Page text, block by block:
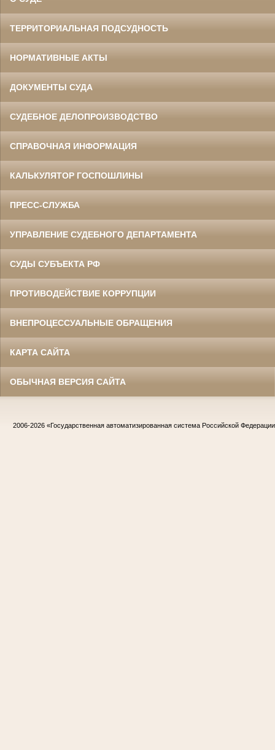
ТЕРРИТОРИАЛЬНАЯ ПОДСУДНОСТЬ
НОРМАТИВНЫЕ АКТЫ
ДОКУМЕНТЫ СУДА
СУДЕБНОЕ ДЕЛОПРОИЗВОДСТВО
СПРАВОЧНАЯ ИНФОРМАЦИЯ
КАЛЬКУЛЯТОР ГОСПОШЛИНЫ
ПРЕСС-СЛУЖБА
УПРАВЛЕНИЕ СУДЕБНОГО ДЕПАРТАМЕНТА
СУДЫ СУБЪЕКТА РФ
ПРОТИВОДЕЙСТВИЕ КОРРУПЦИИ
ВНЕПРОЦЕССУАЛЬНЫЕ ОБРАЩЕНИЯ
КАРТА САЙТА
ОБЫЧНАЯ ВЕРСИЯ САЙТА
2006-2026 «Государственная автоматизированная система Российской